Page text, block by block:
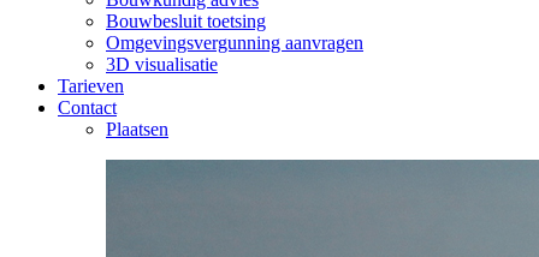
Bouwbesluit toetsing
Omgevingsvergunning aanvragen
3D visualisatie
Tarieven
Contact
Plaatsen